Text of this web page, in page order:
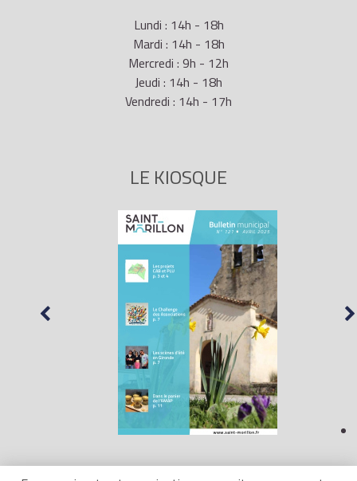
Lundi : 14h - 18h
Mardi : 14h - 18h
Mercredi : 9h - 12h
Jeudi : 14h - 18h
Vendredi : 14h - 17h
LE KIOSQUE